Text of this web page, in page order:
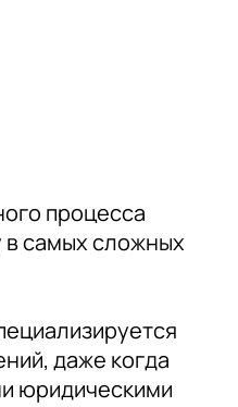
процесса
самых сложных
даже когда
юридическими